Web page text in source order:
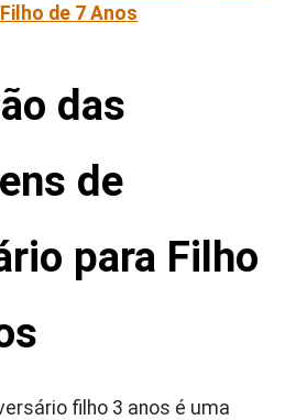
de 7 Anos
das
de
para Filho
filho 3 anos é uma